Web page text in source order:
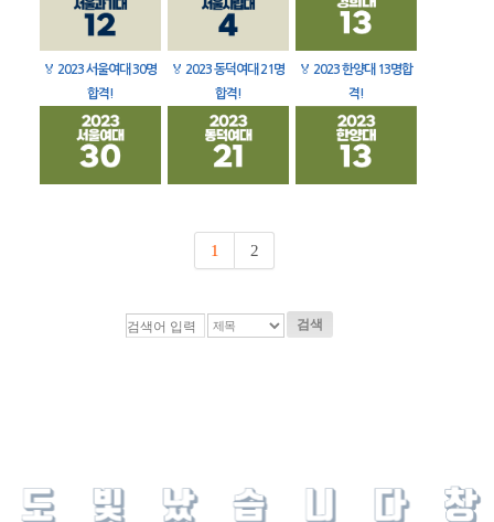
🏅 2023 서울여대 30명
합격!
🏅 2023 동덕여대 21명
합격!
🏅 2023 한양대 13명합
격!
1 2
검색